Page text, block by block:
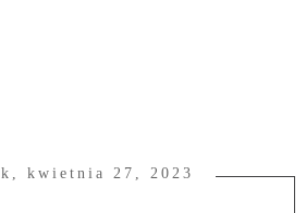
kwietnia 27, 2023